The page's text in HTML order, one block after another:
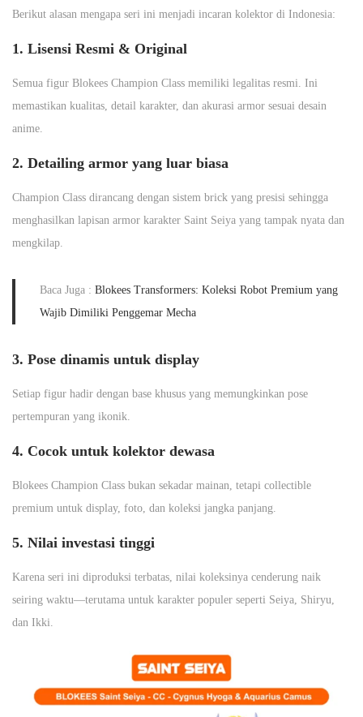
Berikut alasan mengapa seri ini menjadi incaran kolektor di Indonesia:
1. Lisensi Resmi & Original
Semua figur Blokees Champion Class memiliki legalitas resmi. Ini
memastikan kualitas, detail karakter, dan akurasi armor sesuai desain
anime.
2. Detailing armor yang luar biasa
Champion Class dirancang dengan sistem brick yang presisi sehingga
menghasilkan lapisan armor karakter Saint Seiya yang tampak nyata dan
mengkilap.
Baca Juga : Blokees Transformers: Koleksi Robot Premium yang
Wajib Dimiliki Penggemar Mecha
3. Pose dinamis untuk display
Setiap figur hadir dengan base khusus yang memungkinkan pose
pertempuran yang ikonik.
4. Cocok untuk kolektor dewasa
Blokees Champion Class bukan sekadar mainan, tetapi collectible
premium untuk display, foto, dan koleksi jangka panjang.
5. Nilai investasi tinggi
Karena seri ini diproduksi terbatas, nilai koleksinya cenderung naik
seiring waktu—terutama untuk karakter populer seperti Seiya, Shiryu,
dan Ikki.